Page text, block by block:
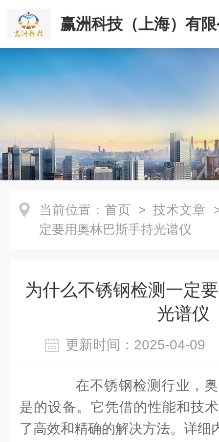
赢洲科技（上海）有
当前位置： 首页 > 技术文章
定要用奥林巴斯手持光谱仪
为什么不锈钢检测一定
光谱仪
更新时间：2025-04-
在不锈钢检测行业，奥
是的设备。它凭借的性能和技
了高效和精确的解决方法。详细